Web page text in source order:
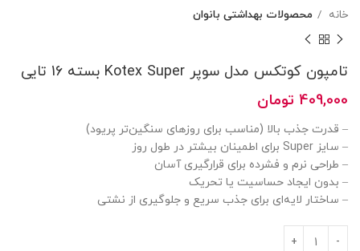
خانه محصولات بهداشتی بانوان
تامپون کوتکس مدل سوپر Kotex Super بسته 16 تایی
409,000 تومان
– قدرت جذب بالا (مناسب برای روزهای سنگین‌تر پریود)
– سایز Super برای اطمینان بیشتر در طول روز
– طراحی نرم و فشرده برای قرارگیری آسان
– بدون ایجاد حساسیت یا تحریک
– ساختار لایه‌ای برای جذب سریع و جلوگیری از نشتی